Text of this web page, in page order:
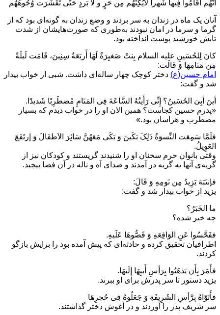
أنَّهُم أَقَامُوا فِیها شَهراً لَایُکِنُهُم مِن حَرٍ و لا بَردٍ حَتَّی تَقَشَّرَت وُجُوهُهُم
آنان یک ماه در زندان به سر بردند و وضع زندان به گونه‌ای بود که از
گرما و سرما در امان نبودند به‌طوری که صورت‌هایشان از شدت
تابش خورشید پوست انداخته بود.
کانَ لِلحُسَینِ علیه السلام بِنتٌ صَغیِرَةٌ لَهَا أَربَعَةُ سِنِینَ، قَامَت لَیلَةً
مِن مَنَامِهَا وَ قَالَت:
امام حسین(ع) دختر کوچک چهار ساله‌ای داشت. شبی از خواب بیدار
شد و گفت:
أینَ أبِیَ الحُسَینُ؟ إِنِّی رَأَیتُهُ السَّاعَةَ فِی المَنَامِ مُضطَرِبًا شَدیدًا.
«پدرم حسین کجاست؟ همین الان او را در خواب دیدم که بسیار
مضطرب و هراسان بود.»
فلَمَّا سَمِعَت النِّسوَةُ ذَلِکَ بَکَینَ وَ بَکَی مَعَهُنَّ سَائِرَ الاَطفَالَ وَ إرتَفَعَ
العَوِیلُ.
وقتی بانوان حرم سخنان او را شنیدند گریستند و کودکان نیز از
گریه‌ی آنها به گریه در آمدند و صدای آه و ناله در آن فضا پیچید.
فإنتَبَهَ یَزِیدُ مِن نَومِهِ وَ قَالَ:
یزید از خواب بیدار شد و گفت:
ما الخَبَرُ؟
چه خبر شده؟
ففَحَّسُوا عَنِ الوَاقِعَهِ وَ قَصُّوهَا عَلَیهِ.
اطرافیان تحقیق کرده و حادثه‌ای که پیش آمده بود را برایش بازگو
کردند.
فأَمَرَ بِأَن یَذهَبُوا بِرَأسِ أَبیِهَا إِلَیهَا.
یزید دستور تا سر پدرش برای او ببرند.
فأَتَوّاهُ بِرَّأسِ الشَرِیفَةِ وَ جَعَلُوهُ فِی حُجرِهَا
سر شریف پدر را آوردند و در آغوش دختر گذاشتند.